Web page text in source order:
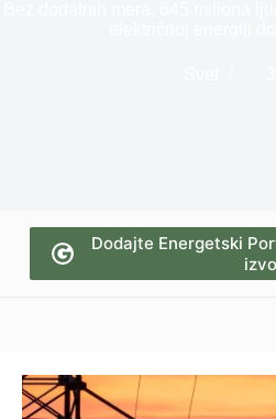
Dodajte Energetski